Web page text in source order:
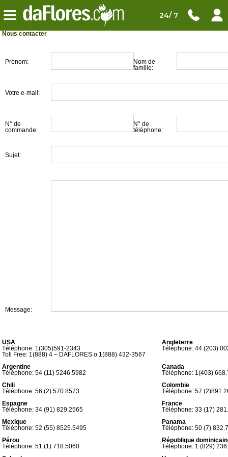
24/ 7
Nous contacter
Prénom:
Nom de
famille:
Votre e-mail:
N° de
commande:
N° de
téléphone:
Sujet:
Message:
USA
Téléphone: 1(305)591-2343
Toll Free: 1(888) 4 – DAFLORES o 1(888) 432-3567
Angleterre
Téléphone: 44 (203)
Argentine
Téléphone: 54 (11) 5246.5982
Canada
Téléphone: 1(403)
Chili
Téléphone: 56 (2) 570.8573
Colombie
Téléphone: 57
Espagne
Téléphone: 34 (91) 829.2565
France
Téléphone: 33 (17)
Mexique
Téléphone: 52 (55) 8525.5495
Panama
Téléphone: 50 (7)
Pérou
Téléphone: 51 (1) 718.5060
République
Téléphone: 1 (829)